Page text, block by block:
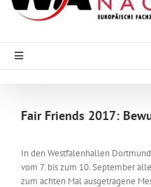
E-Paper
WA Media
Toggle
Messen & Events
Fair Friends 2017:
In den Westfalenhallen
vom 7. bis zum 10. September
zum achten Mal ausgetragene